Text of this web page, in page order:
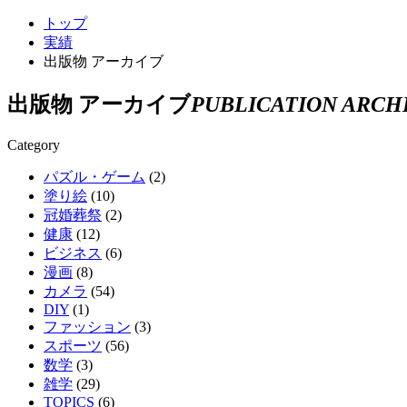
トップ
実績
出版物 アーカイブ
出版物 アーカイブPUBLICATION
Category
パズル・ゲーム (2)
塗り絵 (10)
冠婚葬祭 (2)
健康 (12)
ビジネス (6)
漫画 (8)
カメラ (54)
DIY (1)
ファッション (3)
スポーツ (56)
数学 (3)
雑学 (29)
TOPICS (6)